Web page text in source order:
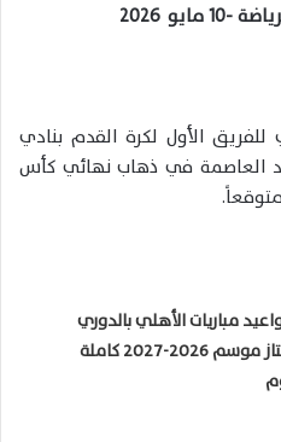
2026
الأول لكرة القدم بنادي
العاصمة في ذهاب نهائي كأس
مباريات الأهلي بالدوري
المصري الممتاز موسم 2026-2027 كاملة